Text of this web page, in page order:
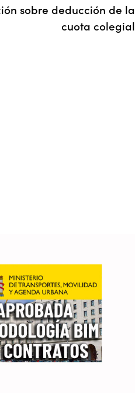
sobre deducción de la
cuota colegial